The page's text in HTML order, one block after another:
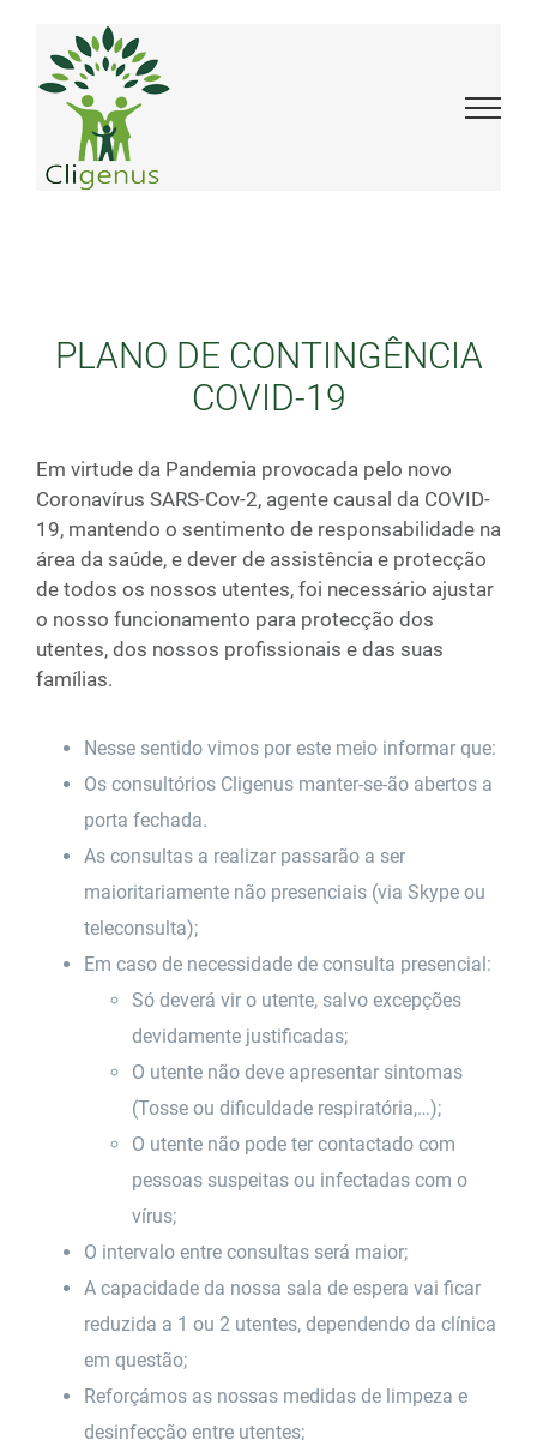
content
PLANO DE CONTINGÊNCIA
COVID-19
Em virtude da Pandemia provocada pelo novo
Coronavírus SARS-Cov-2, agente causal da COVID-
19, mantendo o sentimento de responsabilidade na
área da saúde, e dever de assistência e protecção
de todos os nossos utentes, foi necessário ajustar
o nosso funcionamento para protecção dos
utentes, dos nossos profissionais e das suas
famílias.
Nesse sentido vimos por este meio informar que:
Os consultórios Cligenus manter-se-ão abertos a
porta fechada.
As consultas a realizar passarão a ser
maioritariamente não presenciais (via Skype ou
teleconsulta);
Em caso de necessidade de consulta presencial:
Só deverá vir o utente, salvo excepções
devidamente justificadas;
O utente não deve apresentar sintomas
(Tosse ou dificuldade respiratória,…);
O utente não pode ter contactado com
pessoas suspeitas ou infectadas com o
vírus;
O intervalo entre consultas será maior;
A capacidade da nossa sala de espera vai ficar
reduzida a 1 ou 2 utentes, dependendo da clínica
em questão;
Reforçámos as nossas medidas de limpeza e
desinfecção entre utentes;